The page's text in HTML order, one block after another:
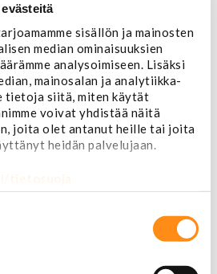
sisällön ja mainosten
median ominaisuuksien
analysoimiseen. Lisäksi
mainosalan ja analytiikka-
tietoja siitä, miten käytät
voivat yhdistää näitä
joita olet antanut heille tai joita
heidän palvelujaan.
tietosuoja
ja helman osat